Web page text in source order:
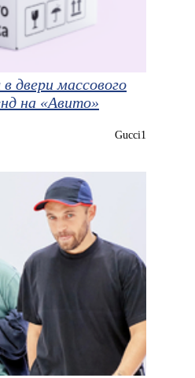
двери массового
на «Авито»
Gucci1